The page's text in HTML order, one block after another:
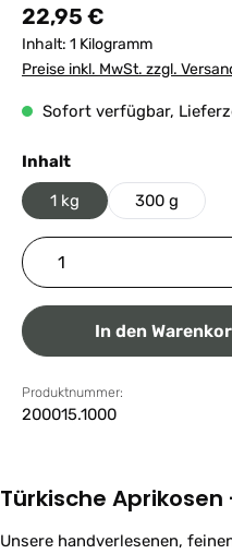
Regulärer Preis:
22,95 €
Inhalt: 1 Kilogramm
Preise inkl. MwSt. zzgl.
Sofort verfügbar,
Inhaltauswählen
1 kg 300 g
Produkt Anzahl: Gib
In den
Produktnummer:
200015.1000
Türkische
Unsere handverlesenen,